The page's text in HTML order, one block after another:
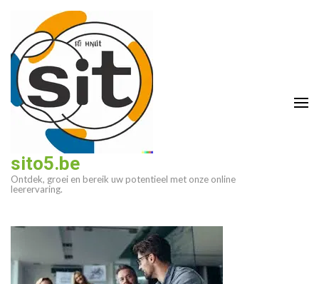
inhoud
(druk
enter)
sito5.be
Ontdek, groei en bereik uw potentieel met onze online
leerervaring.